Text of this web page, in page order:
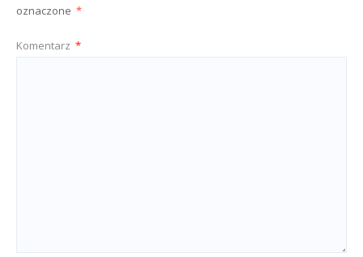
oznaczone *
Komentarz *